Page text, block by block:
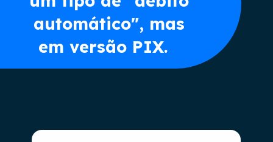
automático", mas
em versão PIX.